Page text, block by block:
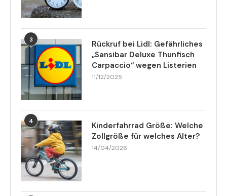
3
Rückruf bei Lidl: Gefährliches
„Sansibar Deluxe Thunfisch
Carpaccio“ wegen Listerien
11/12/2025
4
Kinderfahrrad Größe: Welche
Zollgröße für welches Alter?
14/04/2026